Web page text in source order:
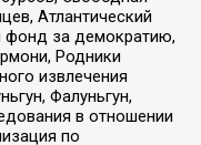
Атлантический
фонд за демократию,
Родники
извлечения
Фалуньгун,
в отношении
по